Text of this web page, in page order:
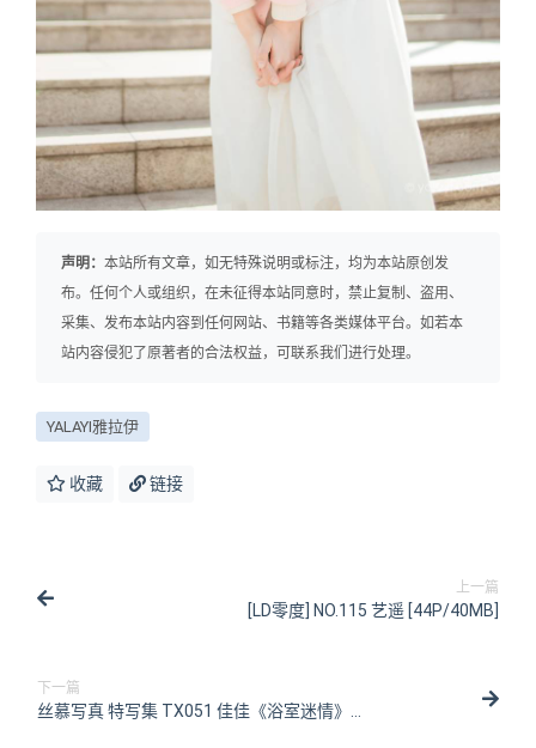
声明： 本站所有文章，如无特殊说明或标注，均为本站原创发
布。任何个人或组织，在未征得本站同意时，禁止复制、盗用、
采集、发布本站内容到任何网站、书籍等各类媒体平台。如若本
站内容侵犯了原著者的合法权益，可联系我们进行处理。
YALAYI雅拉伊
收藏 链接
上一篇
[LD零度] NO.115 艺遥 [44P/40MB]
下一篇
丝慕写真 特写集 TX051 佳佳《浴室迷情》